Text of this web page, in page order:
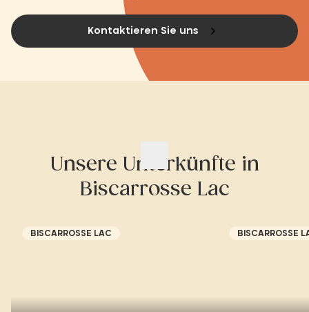
Kontaktieren Sie uns
Unsere Unterkünfte in
Biscarrosse Lac
BISCARROSSE LAC BISCARROSSE